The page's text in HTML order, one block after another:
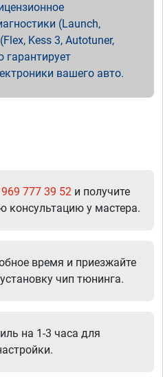
(Launch,
Kess 3, Autotuner,
гарантирует
вашего авто.
777 39 52 и получите
консультацию у мастера.
время и приезжайте
чип тюнинга.
на 1-3 часа для